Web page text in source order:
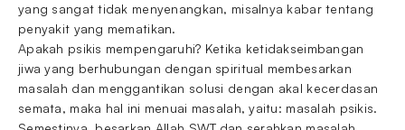
yang sangat tidak menyenangkan, misalnya kabar tentang
penyakit yang mematikan.
Apakah psikis mempengaruhi? Ketika ketidakseimbangan
jiwa yang berhubungan dengan spiritual membesarkan
masalah dan menggantikan solusi dengan akal kecerdasan
semata, maka hal ini menuai masalah, yaitu: masalah psikis.